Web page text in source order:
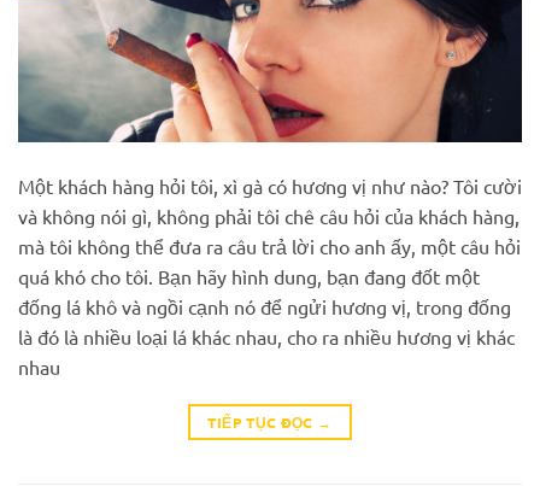
Một khách hàng hỏi tôi, xì gà có hương vị như nào? Tôi cười
và không nói gì, không phải tôi chê câu hỏi của khách hàng,
mà tôi không thể đưa ra câu trả lời cho anh ấy, một câu hỏi
quá khó cho tôi. Bạn hãy hình dung, bạn đang đốt một
đống lá khô và ngồi cạnh nó để ngửi hương vị, trong đống
là đó là nhiều loại lá khác nhau, cho ra nhiều hương vị khác
nhau
TIẾP TỤC ĐỌC →